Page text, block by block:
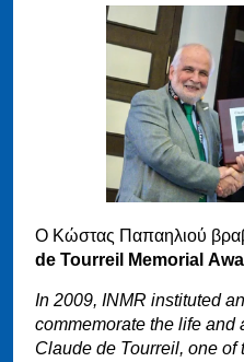
Ο Κώστας Παπαηλιού
de Tourreil Memorial
In 2009, INMR instituted
commemorate the life and
Claude de Tourreil, one of